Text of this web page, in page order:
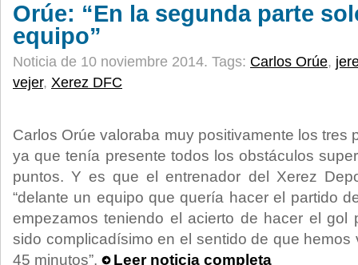
Orúe: “En la segunda parte
equipo”
Noticia de 10 noviembre 2014. Tags: Carlos Orúe,
vejer, Xerez DFC
Carlos Orúe valoraba muy positivamente los tres
ya que tenía presente todos los obstáculos
puntos. Y es que el entrenador del Xerez
“delante un equipo que quería hacer el partido
empezamos teniendo el acierto de hacer el gol
sido complicadísimo en el sentido de que hemos
45 minutos”.
Leer noticia completa